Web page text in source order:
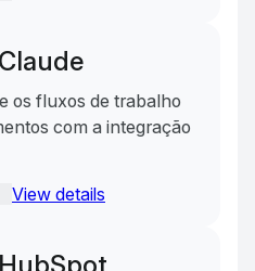
os fluxos de trabalho
com a integração
View details